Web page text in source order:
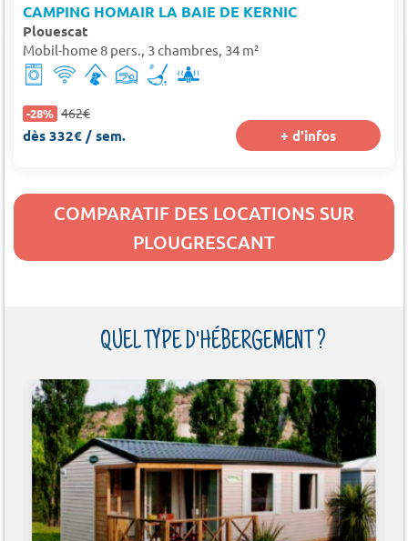
CAMPING HOMAIR LA BAIE DE KERNIC
Plouescat
Mobil-home 8 pers., 3 chambres, 34 m²
-28% 462€
dès 332€ / sem. + d'infos
COMPARATIF DES LOCATIONS SUR
PLOUGRESCANT
QUEL TYPE D'HÉBERGEMENT ?